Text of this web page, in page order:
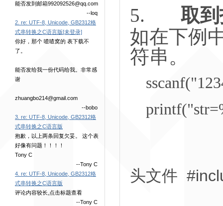
能否发到邮箱992092526@qq.com
--loq
2. re: UTF-8, Unicode, GB2312格
式串转换之C语言版[未登录]
你好，那个 喳喳窝的 表下载不
了。
能否发给我一份代码给我。非常感
谢
zhuangbo214@gmail.com
--bobo
3. re: UTF-8, Unicode, GB2312格
式串转换之C语言版
抱歉，以上两条回复欠妥。 这个表
好像有问题！！！！
Tony C
--Tony C
4. re: UTF-8, Unicode, GB2312格
式串转换之C语言版
评论内容较长,点击标题查看
--Tony C
5.
取
如在下例
符串。
头文件